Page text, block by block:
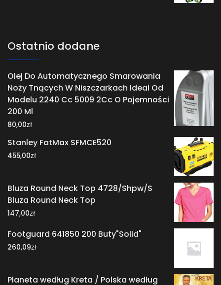
Ostatnio dodane
Olej Do Automatycznego Smarowania
Noży Tnących W Niszczarkach Ideal Od
Modelu 2240 Cc 5009 2Cc O Pojemności
200 Ml
80,00zł
Stanley FatMax SFMCE520
455,00zł
Bluza Round Neck Top 4728/Shpw/S
Bluza Round Neck Top
147,00zł
Footguard 641850 200 Buty"Solid"
260,09zł
Planeta według Kreta / Polska według